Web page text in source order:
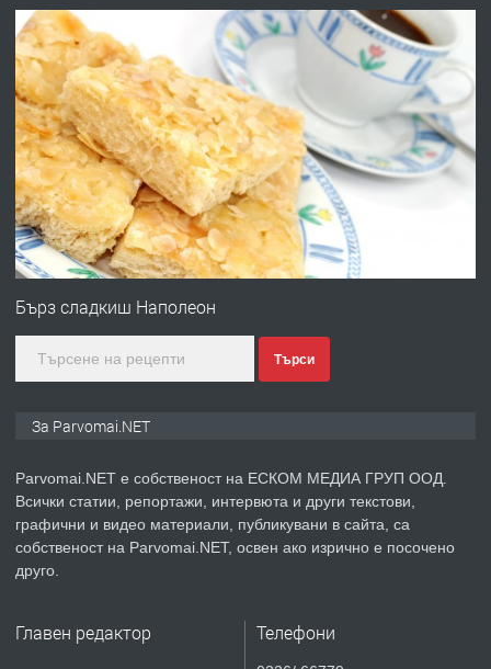
преди 1 година
ПРЕДЛАГА Работа за общи работници
ПРЕДЛАГА
Първи поход "По стъпките на Ангел
преди 1 година
ПРЕДЛАГА Уроци по Математика
Бърз сладкиш Наполеон
Търси
За Parvomai.NET
Parvomai.NET е собственост на ЕСКОМ МЕДИА ГРУП ООД.
Всички статии, репортажи, интервюта и други текстови,
графични и видео материали, публикувани в сайта, са
собственост на Parvomai.NET, освен ако изрично е посочено
друго.
Главен редактор Телефони